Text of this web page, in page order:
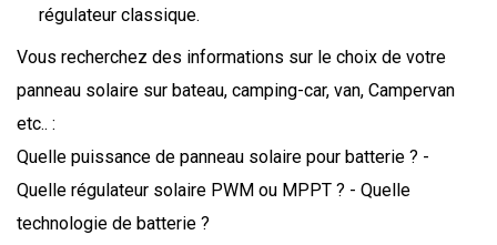
régulateur classique.
Vous recherchez des informations sur le choix de votre
panneau solaire sur bateau, camping-car, van, Campervan
etc.. :
Quelle puissance de panneau solaire pour batterie ? -
Quelle régulateur solaire PWM ou MPPT ? - Quelle
technologie de batterie ?